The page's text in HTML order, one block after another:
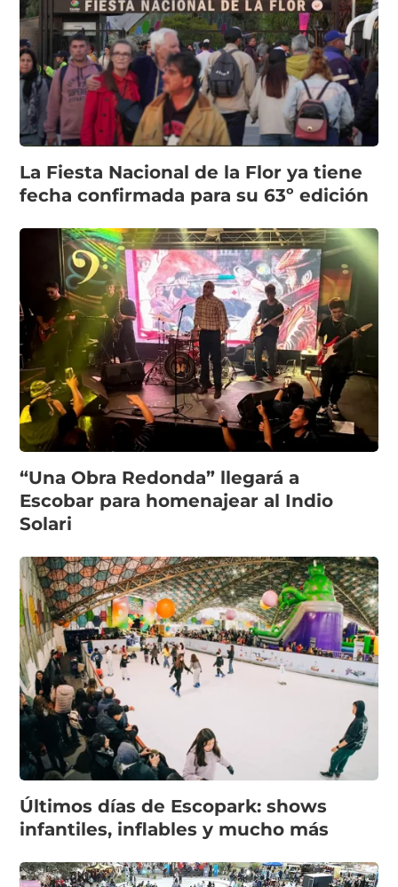
La Fiesta Nacional de la Flor ya tiene
fecha confirmada para su 63º edición
“Una Obra Redonda” llegará a
Escobar para homenajear al Indio
Solari
Últimos días de Escopark: shows
infantiles, inflables y mucho más